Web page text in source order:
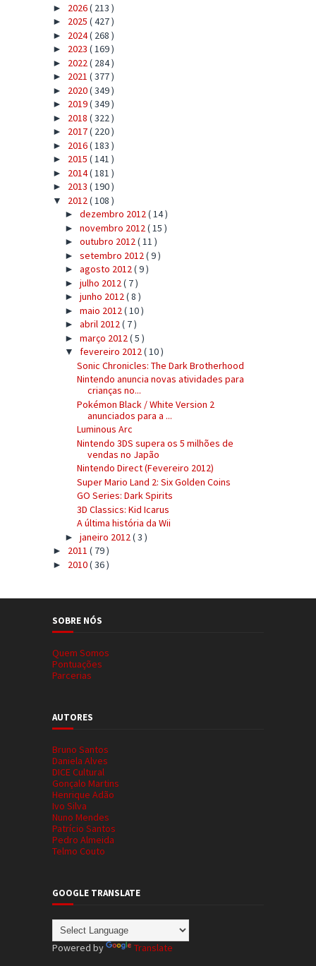
► 2026( 213 )
► 2025 ( 427 )
► 2024( 268 )
► 2023 ( 169 )
► 2022( 284 )
► 2021 ( 377 )
► 2020( 349 )
► 2019( 349 )
► 2018 ( 322 )
► 2017( 220 )
► 2016( 183 )
► 2015 ( 141 )
► 2014( 181 )
► 2013 ( 190 )
▼ 2012( 108 )
► dezembro 2012( 14 )
► novembro 2012( 15 )
► outubro 2012( 11 )
► setembro 2012( 9 )
► agosto 2012( 9 )
► julho 2012( 7 )
► junho 2012( 8 )
► maio 2012( 10 )
► abril 2012( 7 )
► março 2012( 5 )
▼ fevereiro 2012( 10 )
Sonic Chronicles: The Dark Brotherhood
Nintendo anuncia novas atividades para
crianças no...
Pokémon Black / White Version 2
anunciados para a ...
Luminous Arc
Nintendo 3DS supera os 5 milhões de
vendas no Japão
Nintendo Direct (Fevereiro 2012)
Super Mario Land 2: Six Golden Coins
GO Series: Dark Spirits
3D Classics: Kid Icarus
A última história da Wii
► janeiro 2012( 3 )
► 2011 ( 79 )
► 2010( 36 )
SOBRE NÓS
Quem Somos
Pontuações
Parcerias
AUTORES
Bruno Santos
Daniela Alves
DICE Cultural
Gonçalo Martins
Henrique Adão
Ivo Silva
Nuno Mendes
Patrício Santos
Pedro Almeida
Telmo Couto
GOOGLE TRANSLATE
Powered by Translate